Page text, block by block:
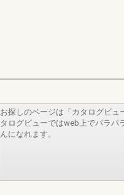
お探しのページは「カタログビュ
タログビューではweb上でパラパ
んになれます。